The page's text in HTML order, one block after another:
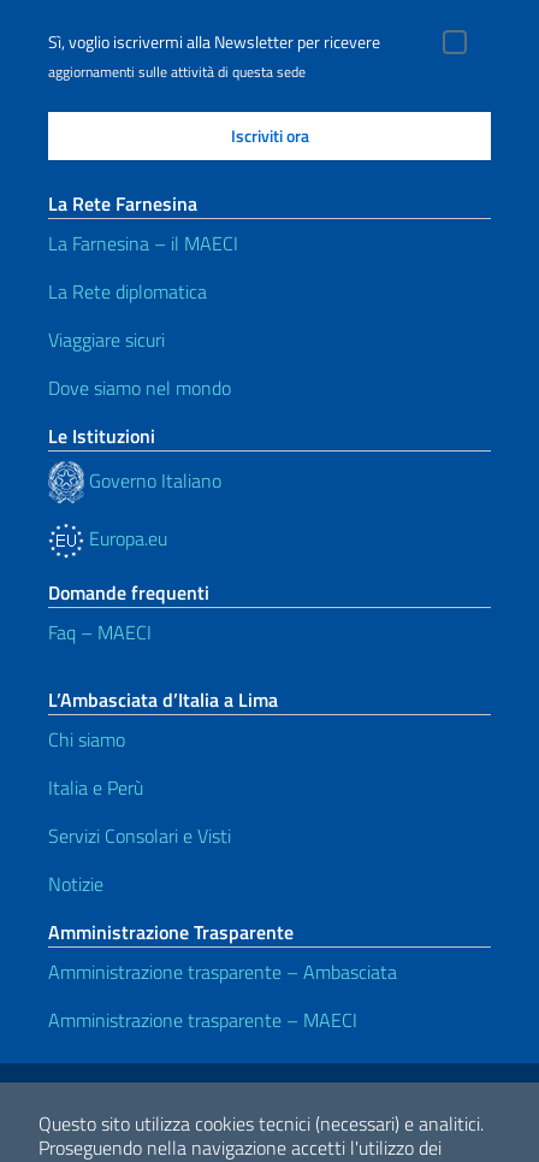
Questo sito utilizza cookies tecnici (necessari) e analitici.
Proseguendo nella navigazione accetti l'utilizzo dei
Sì, voglio iscrivermi alla Newsletter per ricevere
aggiornamenti sulle attività di questa sede
La Rete Farnesina
La Farnesina – il MAECI
La Rete diplomatica
Viaggiare sicuri
Dove siamo nel mondo
Le Istituzioni
Governo Italiano
Europa.eu
Domande frequenti
Faq – MAECI
L’Ambasciata d’Italia a Lima
Chi siamo
Italia e Perù
Servizi Consolari e Visti
Notizie
Amministrazione Trasparente
Amministrazione trasparente – Ambasciata
Amministrazione trasparente – MAECI
Link Utili